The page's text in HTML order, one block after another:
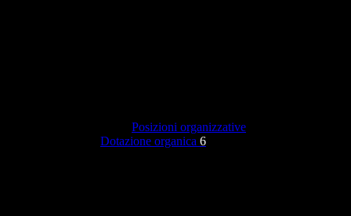
Posizioni organizzative
Dotazione organica 6